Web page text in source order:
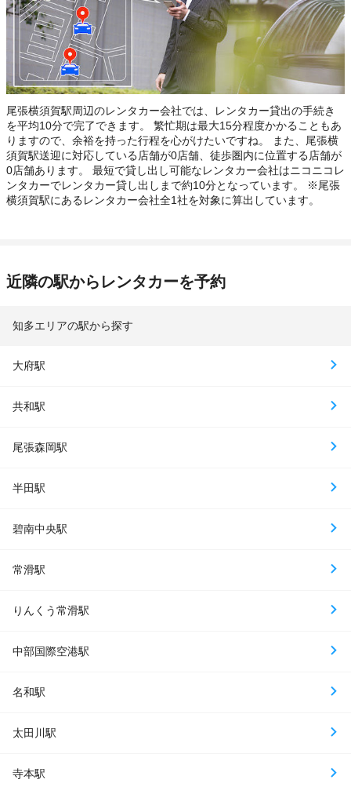
尾張横須賀駅周辺のレンタカー会社では、レンタカー貸出の手続き
を平均10分で完了できます。 繁忙期は最大15分程度かかることもあ
りますので、余裕を持った行程を心がけたいですね。 また、尾張横
須賀駅送迎に対応している店舗が0店舗、徒歩圏内に位置する店舗が
0店舗あります。 最短で貸し出し可能なレンタカー会社はニコニコレ
ンタカーでレンタカー貸し出しまで約10分となっています。 ※尾張
横須賀駅にあるレンタカー会社全1社を対象に算出しています。
近隣の駅からレンタカーを予約
知多エリアの駅から探す
大府駅
共和駅
尾張森岡駅
半田駅
碧南中央駅
常滑駅
りんくう常滑駅
中部国際空港駅
名和駅
太田川駅
寺本駅